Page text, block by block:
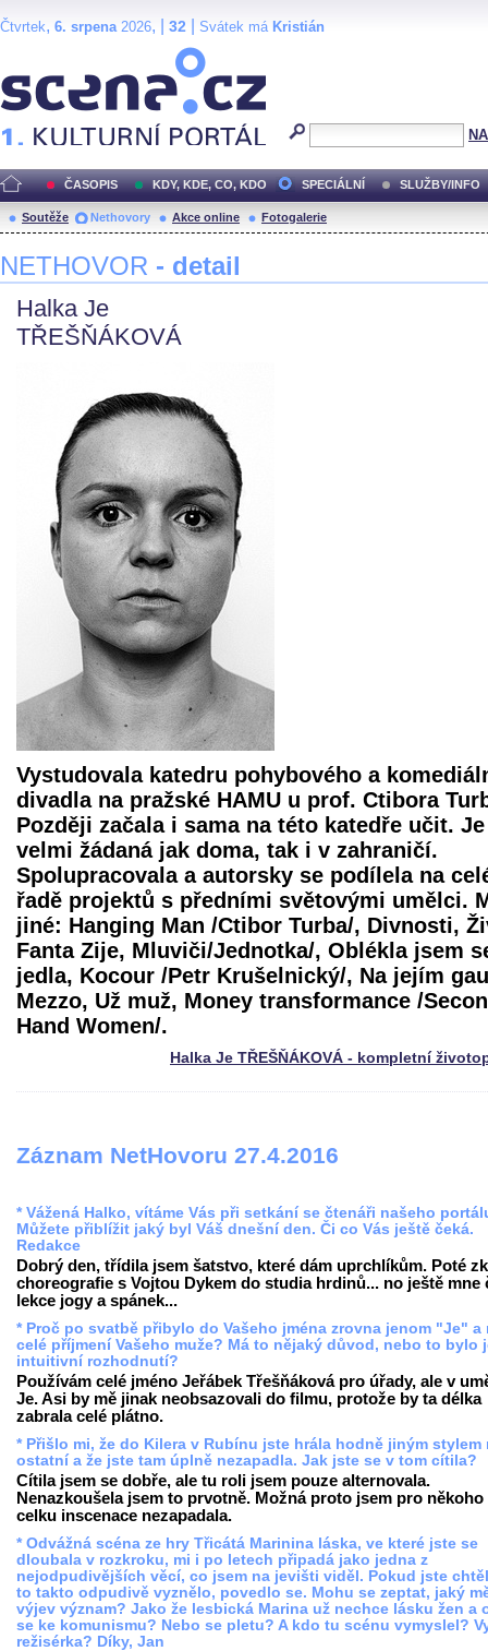
Čtvrtek, 6. srpena2026, | 32 Svátek má Kristián
ČASOPIS KDY, KDE, CO, KDO SPECIÁLNÍ SLUŽBY/INFO
Soutěže Nethovory Akce online Fotogalerie
NETHOVOR - detail
Halka Je
TŘEŠŇÁKOVÁ
Vystudovala katedru pohybového a
divadla na pražské HAMU u prof. Ctibora
Později začala i sama na této katedře učit. Je
velmi žádaná jak doma, tak i v zahraničí.
Spolupracovala a autorsky se podílela na
řadě projektů s předními světovými umělci.
jiné: Hanging Man /Ctibor Turba/, Divnosti,
Fanta Zije, Mluviči/Jednotka/, Oblékla jsem
jedla, Kocour /Petr Krušelnický/, Na jejím
Mezzo, Už muž, Money transformance /
Hand Women/.
Halka Je TŘEŠŇÁKOVÁ - kompletní
Záznam NetHovoru 27.4.2016
* Vážená Halko, vítáme Vás při setkání se čtenáři našeho
Můžete přiblížit jaký byl Váš dnešní den. Či co Vás ještě čeká.
Redakce
Dobrý den, třídila jsem šatstvo, které dám uprchlíkům. Poté
choreografie s Vojtou Dykem do studia hrdinů... no ještě mne
lekce jogy a spánek...
* Proč po svatbě přibylo do Vašeho jména zrovna jenom "Je" a
celé příjmení Vašeho muže? Má to nějaký důvod, nebo to bylo
intuitivní rozhodnutí?
Používám celé jméno Jeřábek Třešňáková pro úřady, ale v
Je. Asi by mě jinak neobsazovali do filmu, protože by ta délka
zabrala celé plátno.
* Přišlo mi, že do Kilera v Rubínu jste hrála hodně jiným stylem
ostatní a že jste tam úplně nezapadla. Jak jste se v tom cítila?
Cítila jsem se dobře, ale tu roli jsem pouze alternovala.
Nenazkoušela jsem to prvotně. Možná proto jsem pro někoho
celku inscenace nezapadala.
* Odvážná scéna ze hry Třicátá Marinina láska, ve které jste se
dloubala v rozkroku, mi i po letech připadá jako jedna z
nejodpudivějších věcí, co jsem na jevišti viděl. Pokud jste
to takto odpudivě vyznělo, povedlo se. Mohu se zeptat, jaký
výjev význam? Jako že lesbická Marina už nechce lásku žen a
se ke komunismu? Nebo se pletu? A kdo tu scénu vymyslel?
režisérka? Díky, Jan